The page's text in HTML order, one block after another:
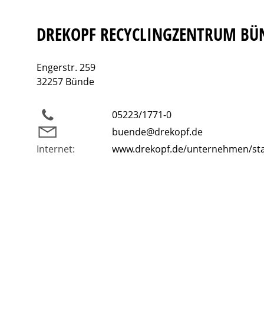
DREKOPF RECYCLINGZENTRUM
Engerstr. 259
32257 Bünde
05223/1771-0
buende@drekopf.de
Internet:
www.drekopf.de/unternehmen/